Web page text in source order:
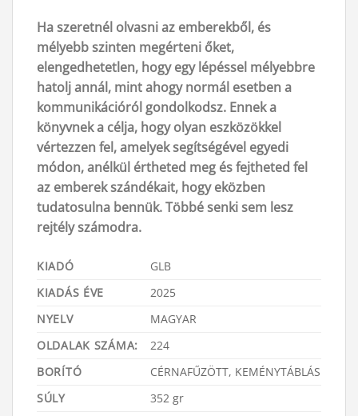
Ha szeretnél olvasni az emberekből, és
mélyebb szinten megérteni őket,
elengedhetetlen, hogy egy lépéssel mélyebbre
hatolj annál, mint ahogy normál esetben a
kommunikációról gondolkodsz. Ennek a
könyvnek a célja, hogy olyan eszközökkel
vértezzen fel, amelyek segítségével egyedi
módon, anélkül értheted meg és fejtheted fel
az emberek szándékait, hogy eközben
tudatosulna bennük. Többé senki sem lesz
rejtély számodra.
KIADÓ
GLB
KIADÁS ÉVE
2025
NYELV
MAGYAR
OLDALAK SZÁMA:
224
BORÍTÓ
CÉRNAFŰZÖTT, KEMÉNYTÁBLÁS
SÚLY
352 gr